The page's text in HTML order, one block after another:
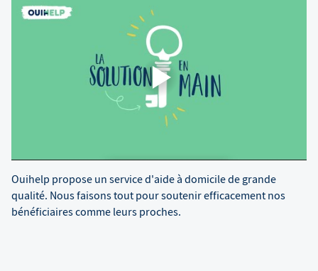
Ouihelp propose un service d'aide à domicile de grande
qualité. Nous faisons tout pour soutenir efficacement nos
bénéficiaires comme leurs proches.